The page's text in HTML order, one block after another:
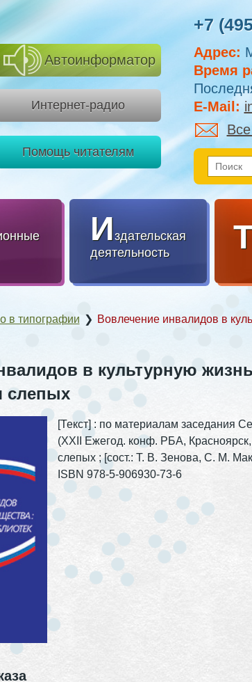
Автоинформатор
Интернет-радио
Помощь читателям
+7
Адрес:
Время
E-Mail:
Издательская
деятельность
в типографии ❯ Вовлечение инвалидов в
в культурную
слепых
[Текст] : по материалам заседания
(XX
Ежегод. конф. РБА, Красноярск,
слепых ; [сост.: Т. В. Зенова, С. М.
ISBN 978-5-906930-73-6